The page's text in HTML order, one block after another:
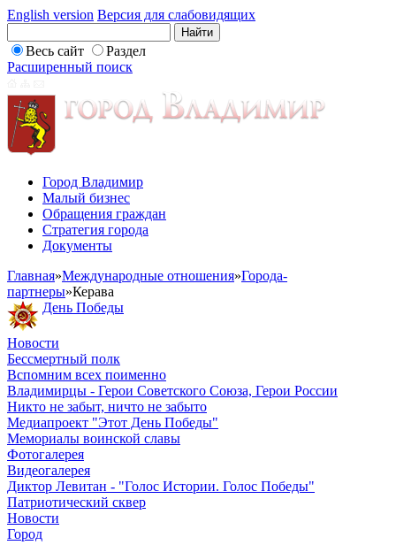
English version Версия для слабовидящих
Весь сайт
Раздел
Расширенный поиск
Город Владимир
Малый бизнес
Обращения граждан
Стратегия города
Документы
Главная»Международные отношения»Города-
партнеры»Керава
День Победы
Новости
Бессмертный полк
Вспомним всех поименно
Владимирцы - Герои Советского Союза, Герои России
Никто не забыт, ничто не забыто
Медиапроект "Этот День Победы"
Мемориалы воинской славы
Фотогалерея
Видеогалерея
Диктор Левитан - "Голос Истории. Голос Победы"
Патриотический сквер
Новости
Город